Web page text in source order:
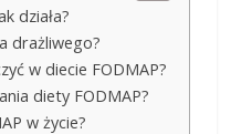
działa?
drażliwego?
w diecie FODMAP?
diety FODMAP?
w życie?